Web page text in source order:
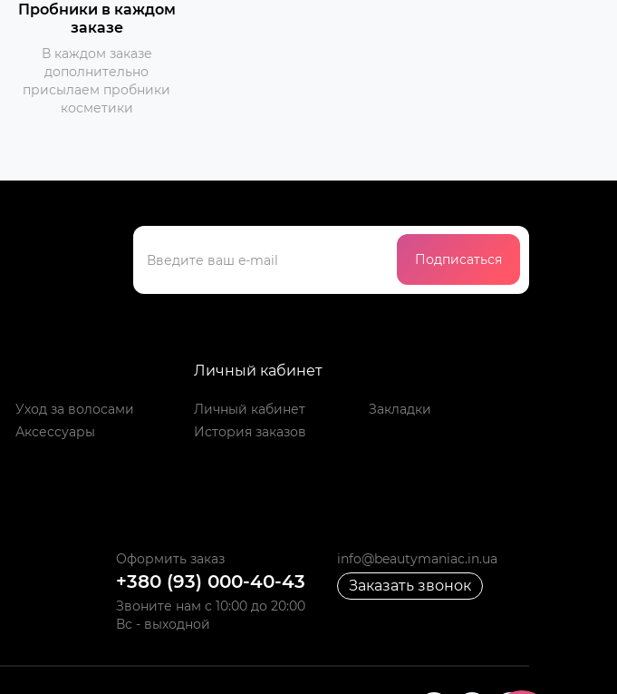
Пробники в каждом
заказе
В каждом заказе
дополнительно
присылаем пробники
косметики
Подписаться
Уход за волосами
Аксессуары
Личный кабинет
Личный кабинет
История заказов
Закладки
Оформить заказ
+380 (93) 000-40-43
Звоните нам с 10:00 до 20:00
Вс - выходной
info@beautymaniac.in.ua
Заказать звонок